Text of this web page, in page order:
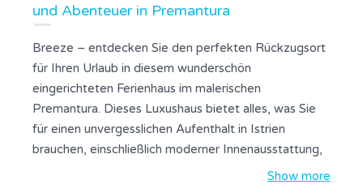
und Abenteuer in Premantura
Breeze – entdecken Sie den perfekten Rückzugsort
für Ihren Urlaub in diesem wunderschön
eingerichteten Ferienhaus im malerischen
Premantura. Dieses Luxushaus bietet alles, was Sie
für einen unvergesslichen Aufenthalt in Istrien
brauchen, einschließlich moderner Innenausstattung,
eines privaten Pools mit Whirlpool und Blick auf das
Show more